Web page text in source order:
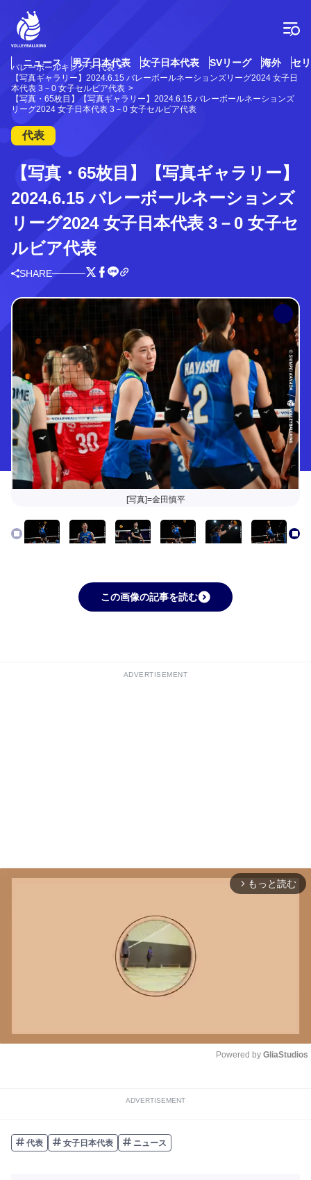
テ
ツ
プ
ニュース 男子日本代表 女子日本代表 SVリーグ 海外 セ
バレーボールキング
代表
【写真ギャラリー】2024.6.15 バレーボールネーションズリーグ2024 女子日
本代表 3－0 女子セルビア代表
【写真・65枚目】【写真ギャラリー】2024.6.15 バレーボールネーションズ
リーグ2024 女子日本代表 3－0 女子セルビア代表
代表
【写真・65枚目】【写真ギャラリー】
2024.6.15 バレーボールネーションズ
リーグ2024 女子日本代表 3－0 女子セ
ルビア代表
SHARE
[写真]=金田慎平
この画像の記事を読む
ADVERTISEMENT
arrow_forward_ios もっと読む
Powered by GliaStudios
ADVERTISEMENT
代表 女子日本代表 ニュース